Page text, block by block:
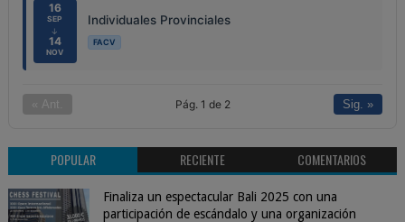
16
SEP
↓
14
NOV
Individuales Provinciales
FACV
« Ant. Pág. 1 de 2 Sig. »
POPULAR RECIENTE COMENTARIOS
Finaliza un espectacular Bali 2025 con una
participación de escándalo y una organización